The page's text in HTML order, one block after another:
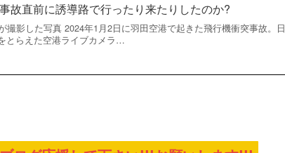
故直前に誘導路で行ったり来たりしたのか?
撮影した写真 2024年1月2日に羽田空港で起きた飛行機衝突事故。日
とらえた空港ライブカメラ…